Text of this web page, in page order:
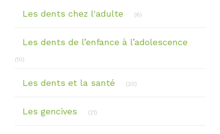
Les dents chez l'adulte (6)
Les dents de l’enfance à l’adolescence
(10)
Les dents et la santé (20)
Les gencives (21)